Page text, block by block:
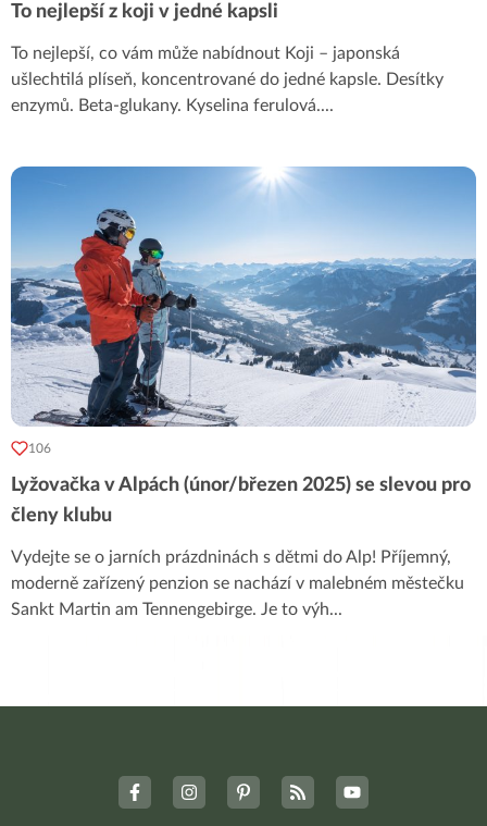
To nejlepší z koji v jedné kapsli
To nejlepší, co vám může nabídnout Koji – japonská
ušlechtilá plíseň, koncentrované do jedné kapsle. Desítky
enzymů. Beta-glukany. Kyselina ferulová....
106
Lyžovačka v Alpách (únor/březen 2025) se slevou pro
členy klubu
Vydejte se o jarních prázdninách s dětmi do Alp! Příjemný,
moderně zařízený penzion se nachází v malebném městečku
Sankt Martin am Tennengebirge. Je to výh...